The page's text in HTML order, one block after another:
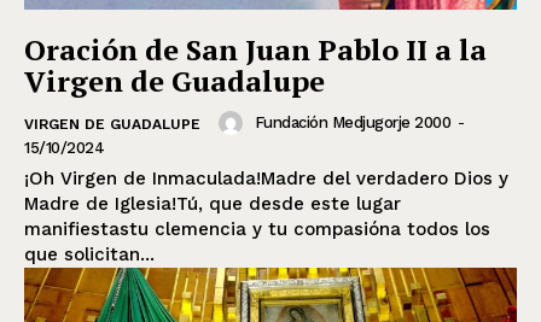
Oración de San Juan Pablo II a la
Virgen de Guadalupe
VIRGEN DE GUADALUPE Fundación Medjugorje 2000 -
15/10/2024
¡Oh Virgen de Inmaculada!Madre del verdadero Dios y
Madre de Iglesia!Tú, que desde este lugar
manifiestastu clemencia y tu compasióna todos los
que solicitan...